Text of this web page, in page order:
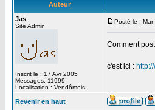
Auteur
Jas
Site Admin
Inscrit le : 17 Avr 2005
Messages: 11999
Localisation : Vendômois
Posté le :
Comment
c'est ici :
Revenir en haut